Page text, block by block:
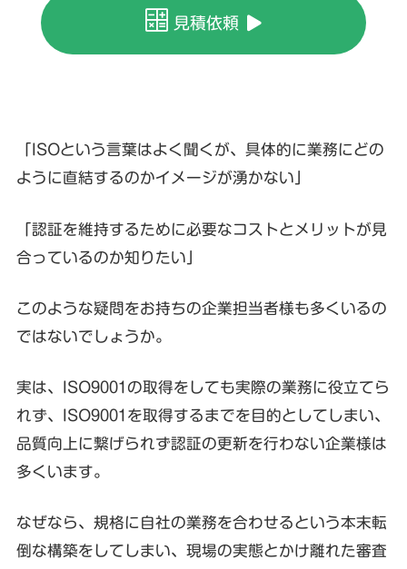
見積依頼
「ISOという言葉はよく聞くが、具体的に業務にどの
ように直結するのかイメージが湧かない」
「認証を維持するために必要なコストとメリットが見
合っているのか知りたい」
このような疑問をお持ちの企業担当者様も多くいるの
ではないでしょうか。
実は、ISO9001の取得をしても実際の業務に役立てら
れず、ISO9001を取得するまでを目的としてしまい、
品質向上に繋げられず認証の更新を行わない企業様は
多くいます。
なぜなら、規格に自社の業務を合わせるという本末転
倒な構築をしてしまい、現場の実態とかけ離れた審査